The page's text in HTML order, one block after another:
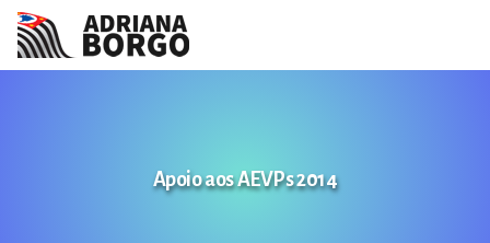
Apoio aos AEVPs 2014